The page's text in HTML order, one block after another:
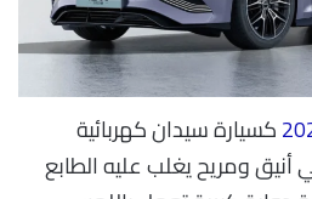
كسيارة سيدان كهربائية
أنيق ومريح يغلب عليه الطابع